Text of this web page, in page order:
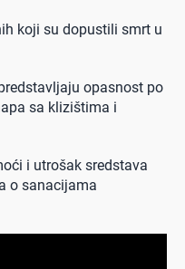
koji su dopustili smrt u
opasnost po
sa klizištima i
i utrošak sredstava
o sanacijama